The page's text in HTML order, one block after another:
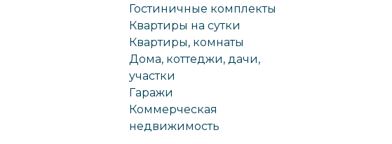
Гостиничные комплекты
Квартиры на сутки
Квартиры, комнаты
Дома, коттеджи, дачи,
участки
Гаражи
Коммерческая
недвижимость